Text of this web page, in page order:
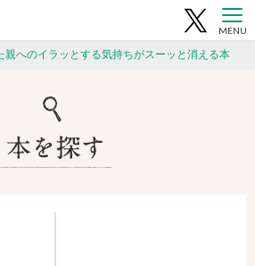
MENU
親へのイラッとする気持ちがスーッと消える本